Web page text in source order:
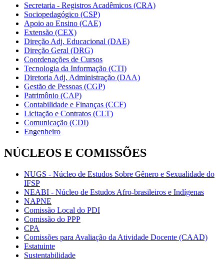
Secretaria - Registros Acadêmicos (CRA)
Sociopedagógico (CSP)
Apoio ao Ensino (CAE)
Extensão (CEX)
Direção Adj. Educacional (DAE)
Direção Geral (DRG)
Coordenações de Cursos
Tecnologia da Informação (CTI)
Diretoria Adj. Administração (DAA)
Gestão de Pessoas (CGP)
Patrimônio (CAP)
Contabilidade e Finanças (CCF)
Licitação e Contratos (CLT)
Comunicação (CDI)
Engenheiro
NÚCLEOS E COMISSÕES
NUGS - Núcleo de Estudos Sobre Gênero e Sexualidade do
IFSP
NEABI - Núcleo de Estudos Afro-brasileiros e Indígenas
NAPNE
Comissão Local do PDI
Comissão do PPP
CPA
Comissões para Avaliação da Atividade Docente (CAAD)
Estatuinte
Sustentabilidade